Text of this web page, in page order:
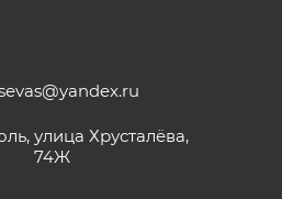
улица Хрусталёва,
74Ж